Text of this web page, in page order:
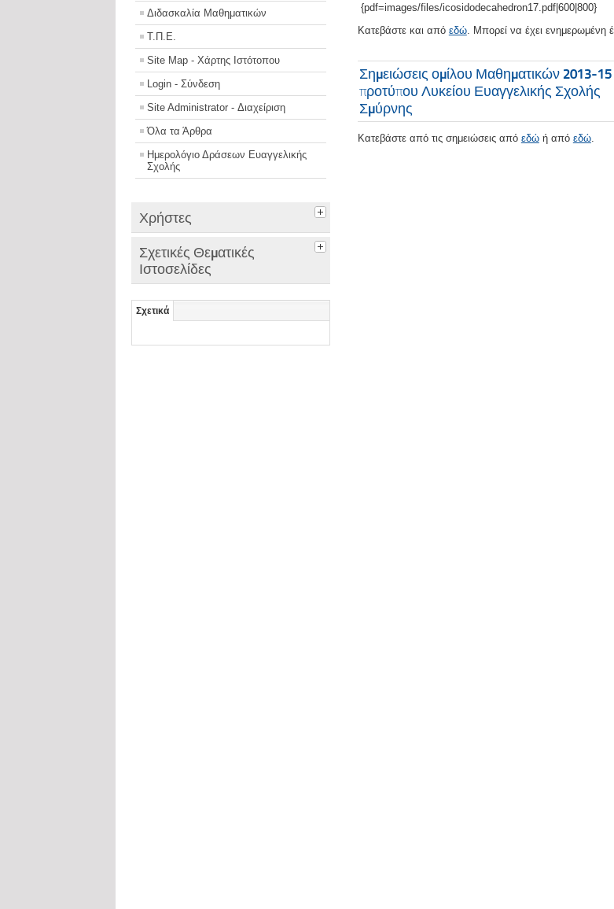
Διδασκαλία Μαθηματικών
Τ.Π.Ε.
Site Map - Χάρτης Ιστότοπου
Login - Σύνδεση
Site Administrator - Διαχείριση
Όλα τα Άρθρα
Ημερολόγιο Δράσεων Ευαγγελικής
Σχολής
Χρήστες
Σχετικές Θεματικές
Ιστοσελίδες
Σχετικά
{pdf=images/files/icosidodecahedron17.pdf|600|800}
Κατεβάστε και από εδώ. Μπορεί να έχει ενημερωμένη
Σημειώσεις ομίλου Μαθηματικών 2013-15
προτύπου Λυκείου Ευαγγελικής Σχολής
Σμύρνης
Κατεβάστε από τις σημειώσεις από εδώή από εδώ.